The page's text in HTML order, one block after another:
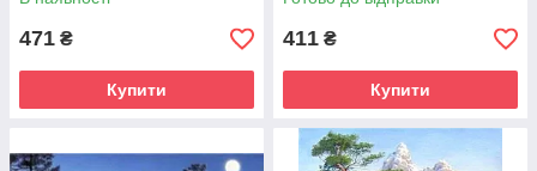
471 ₴
Купити
411 ₴
Купити